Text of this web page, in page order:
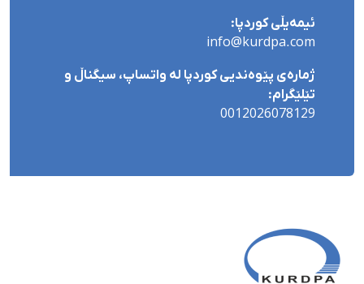
ئیمەیڵی کوردپا:
info@kurdpa.com
ژمارەی پێوەندیی کوردپا لە واتساپ، سیگناڵ و
تێلێگرام:
0012026078129